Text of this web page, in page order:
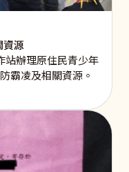
資源
站辦理原住民青少年
霸凌及相關資源。